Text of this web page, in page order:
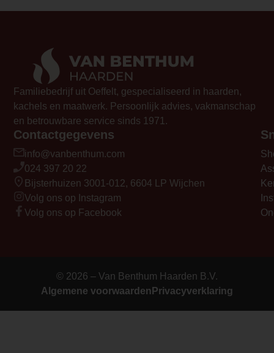
Familiebedrijf uit Oeffelt, gespecialiseerd in haarden,
kachels en maatwerk. Persoonlijk advies, vakmanschap
en betrouwbare service sinds 1971.
Contactgegevens
info@vanbenthum.com
024 397 20 22
Bijsterhuizen 3001-012, 6604 LP Wijchen
Volg ons op Instagram
Volg ons op Facebook
© 2026 – Van Benthum Haarden B.V.
Algemene voorwaarden Privacyverklaring